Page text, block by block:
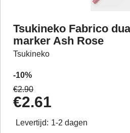
Tsukineko Fabrico
marker Ash Rose
Tsukineko
-10%
€2.90
€2.61
Levertijd: 1-2 dagen